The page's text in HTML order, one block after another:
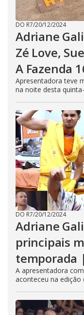
DO R7/20/12/2024
Adriane
Zé Love,
A Fazenda
Apresentadora teve
na noite desta
DO R7/20/12/2024
Adriane
principais
temporada
A apresentadora
aconteceu na edição